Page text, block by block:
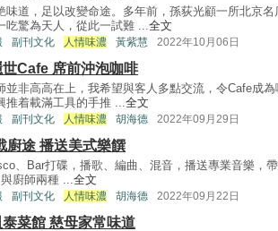
味道，足以改變命途。多年前，孫荻光顧一所北京
吃驚為天人，從此一試難 ...全文
副刊文化 人情味濃 黃紫慧 2022年10月06日
Cafe 席前沖泡咖啡
並非高高在上，我希望與客人多點交流，令Cafe成
推着載滿工具的手推 ...全文
副刊文化 人情味濃 胡海德 2022年09月29日
廚途 播送美式樂饌
、Bar打碟，播歌、編曲、混音，播送專業音樂，
廚師兩種 ...全文
副刊文化 人情味濃 胡海德 2022年09月22日
泰菜館 慈母家常味道